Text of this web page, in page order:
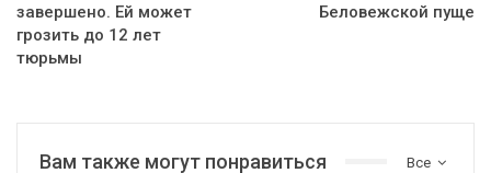
завершено. Ей может
грозить до 12 лет
тюрьмы
Беловежской пуще
Все
Вам также могут понравиться